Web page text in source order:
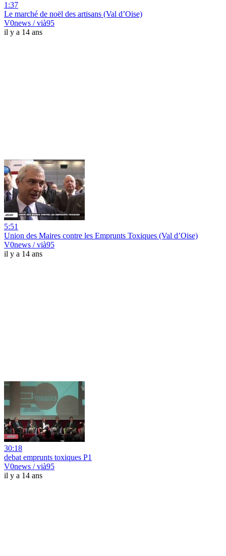
1:37
Le marché de noël des artisans (Val d’Oise)
V0news / vià95
il y a 14 ans
5:51
Union des Maires contre les Emprunts Toxiques (Val d’Oise)
V0news / vià95
il y a 14 ans
30:18
debat emprunts toxiques P1
V0news / vià95
il y a 14 ans